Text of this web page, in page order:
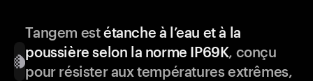
Tangem estétanche à l’eau et à la
poussière selon la norme IP69K, conçu
pour résister aux températures extrêmes,